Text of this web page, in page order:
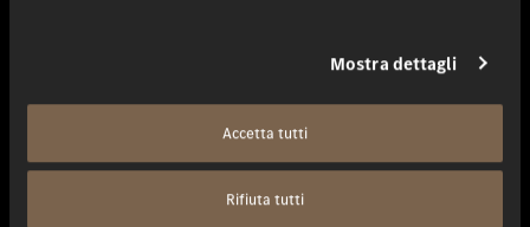
Mostra dettagli
Accetta tutti
Rifiuta tutti